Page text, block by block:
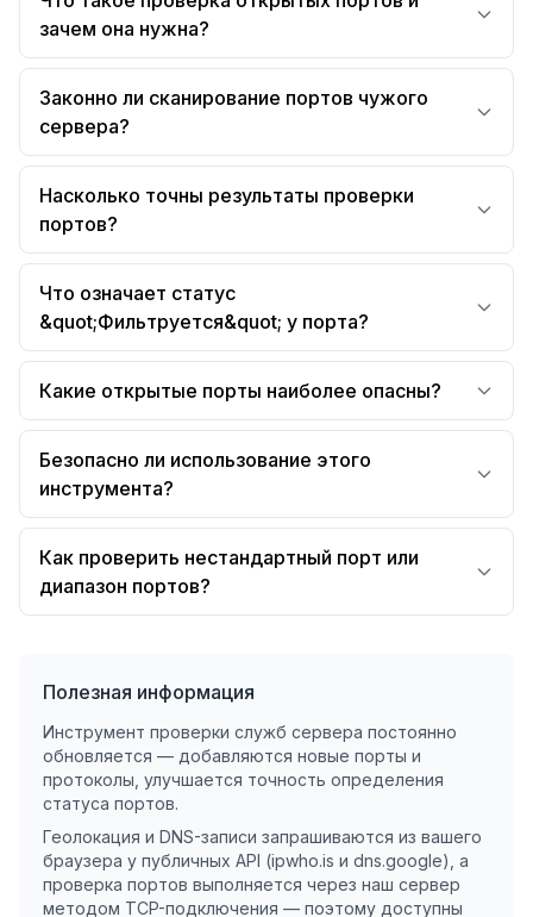
зачем она нужна?
Законно ли сканирование портов чужого
сервера?
Насколько точны результаты проверки
портов?
Что означает статус
&quot;Фильтруется&quot; у порта?
Какие открытые порты наиболее опасны?
Безопасно ли использование этого
инструмента?
Как проверить нестандартный порт или
диапазон портов?
Полезная информация
Инструмент проверки служб сервера постоянно
обновляется — добавляются новые порты и
протоколы, улучшается точность определения
статуса портов.
Геолокация и DNS-записи запрашиваются из вашего
браузера у публичных API (ipwho.is и dns.google), а
проверка портов выполняется через наш сервер
методом TCP-подключения — поэтому доступны